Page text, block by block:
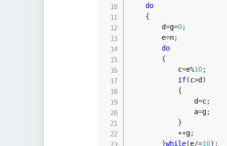
do
{
        d
=g=0;
        e
=n;
do
{
            c
=e%10;
if(c>d )
{
                d
=c;
                a
=g;
}
++g;
}while(e/=10) ;